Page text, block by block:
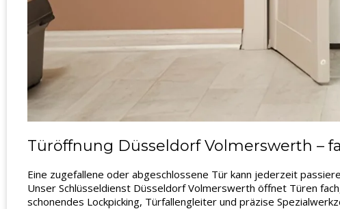
Türöffnung Düsseldorf Volmerswerth –
Eine zugefallene oder abgeschlossene Tür kann jederzeit
Unser Schlüsseldienst Düsseldorf Volmerswerth öffnet Türen
schonendes Lockpicking, Türfallengleiter und präzise